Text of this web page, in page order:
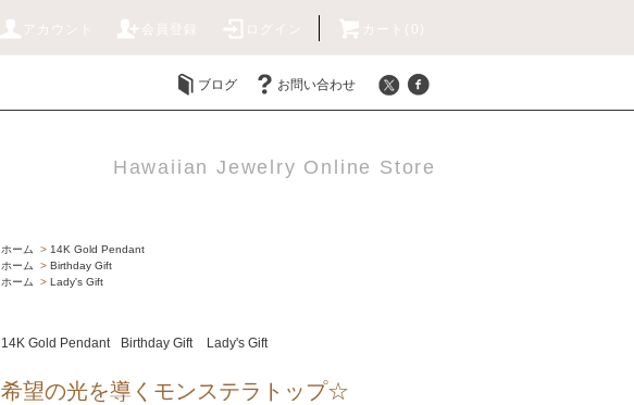
アカウント カート(0)
ブログ お問い合わせ
Hawaiian Jewelry Online Store
ホーム > 14K Gold Pendant
ホーム
> Birthday Gift
ホーム
> Lady's Gift
14K Gold Pendant Birthday Gift Lady's Gift
希望の光を導くモンステラトップ☆